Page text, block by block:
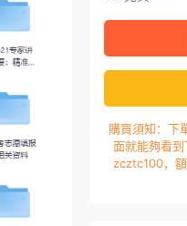
購買須知：下
面就能夠看到
zcztc100，額